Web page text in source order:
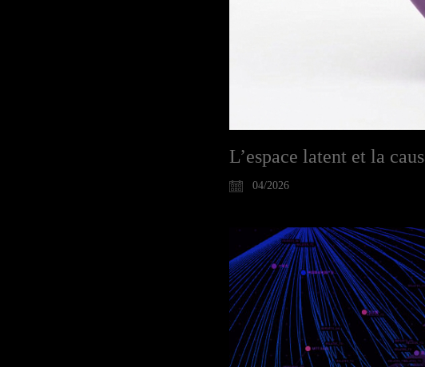
L’espace latent et la
04/2026